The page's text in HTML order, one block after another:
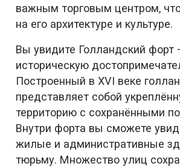
важным торговым центром,
на его архитектуре и культуре.
Вы увидите Голландский форт
историческую
Построенный в XVI веке
представляет собой
территорию с сохранёнными
Внутри форта вы сможете
жилые и административные
тюрьму. Множество улиц